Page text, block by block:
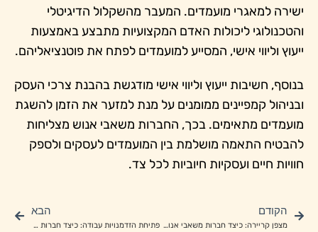
ישירה למאגרי מועמדים. המעבר מהשקלול הדיגיטלי
והטכנולוגי ליכולות האדם המקצועיות מתבצע באמצעות
ייעוץ וליווי אישי, המסייע למועמדים לפתח את פוטנציאליהם.
בנוסף, חשיבות ייעוץ וליווי אישי מודגשת בהבנת צרכי העסק
ובניהול קמפיינים ממומנים על מנת למזער את הזמן להשגת
מועמדים מתאימים. בכך, החברות משאבי אנוש מצליחות
להבטיח התאמה מושלמת בין המועמדים לעסקים ולספק
חוויות חיים ועסקיות חיוביות לכל צד.
הקודם
מצפן קריירה: כיצד חברות משאבי אנוש מדריכות אותך לעבודה האידיאלית שלך
הבא
פתיחת הזדמנויות עבודה: כיצד חברות משאבי אנוש פותחות דלתות